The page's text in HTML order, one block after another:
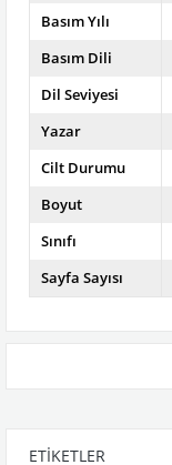
Basım Yılı
Basım Dili
Dil Seviyesi
Yazar
Cilt Durumu
Boyut
Sınıfı
Sayfa Sayısı
ETIKETLER